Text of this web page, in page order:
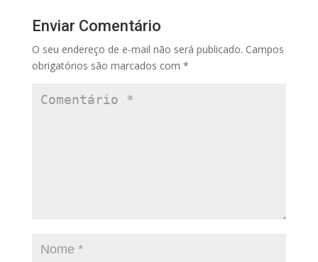
Enviar Comentário
O seu endereço de e-mail não será publicado. Campos
obrigatórios são marcados com *